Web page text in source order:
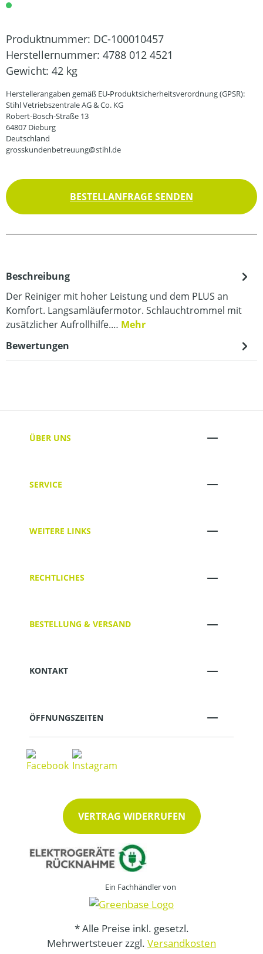
Produktnummer: DC-100010457
Herstellernummer: 4788 012 4521
Gewicht: 42 kg
Herstellerangaben gemäß EU-Produktsicherheitsverordnung (GPSR):
Stihl Vetriebszentrale AG & Co. KG
Robert-Bosch-Straße 13
64807 Dieburg
Deutschland
grosskundenbetreuung@stihl.de
BESTELLANFRAGE SENDEN
Beschreibung
Der Reiniger mit hoher Leistung und dem PLUS an
Komfort. Langsamläufermotor. Schlauchtrommel mit
zusätzlicher Aufrollhilfe.… Mehr
Bewertungen
ÜBER UNS
SERVICE
WEITERE LINKS
RECHTLICHES
BESTELLUNG & VERSAND
KONTAKT
ÖFFNUNGSZEITEN
VERTRAG WIDERRUFEN
Ein Fachhändler von
* Alle Preise inkl. gesetzl.
Mehrwertsteuer zzgl. Versandkosten